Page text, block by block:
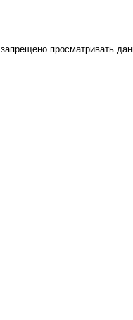
просматривать